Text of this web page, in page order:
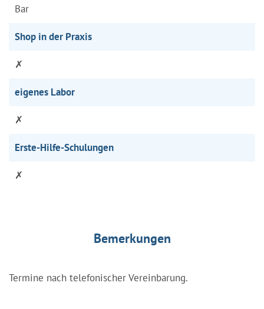
Bar
Shop in der Praxis
✗
eigenes Labor
✗
Erste-Hilfe-Schulungen
✗
Bemerkungen
Termine nach telefonischer Vereinbarung.